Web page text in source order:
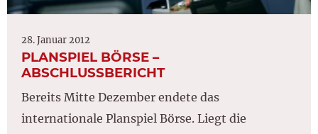
28. Januar 2012
PLANSPIEL BÖRSE –
ABSCHLUSSBERICHT
Bereits Mitte Dezember endete das
internationale Planspiel Börse. Liegt die